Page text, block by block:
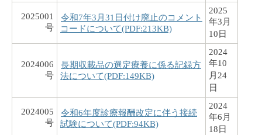
2025001
号
令和7年3月31日付け廃止のコメント
コードについて(PDF:213KB)
2025
年3月
10日
2024006
号
長期収載品の選定療養に係る記録方
法について(PDF:149KB)
2024
年10
月24
日
2024005
号
令和6年度診療報酬改定に伴う接続
試験について(PDF:94KB)
2024
年6月
18日